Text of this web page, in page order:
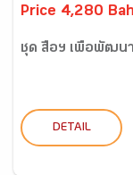
Price 4,280
ชุด สื่อฯ เพื่อพัฒน
DETAIL